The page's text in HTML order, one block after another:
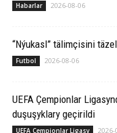
Habarlar 2026-08-06
“Nýukasl” tälimçisini
Futbol 2026-08-06
UEFA Çempionlar
duşuşyklary geçirildi
UEFA Çempionlar Ligasy 2026-